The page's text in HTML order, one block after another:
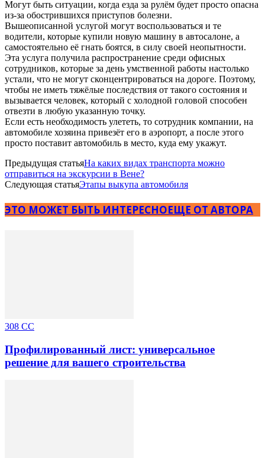
Могут быть ситуации, когда езда за рулём будет просто опасна
из-за обострившихся приступов болезни.
Вышеописанной услугой могут воспользоваться и те
водители, которые купили новую машину в автосалоне, а
самостоятельно её гнать боятся, в силу своей неопытности.
Эта услуга получила распространение среди офисных
сотрудников, которые за день умственной работы настолько
устали, что не могут сконцентрироваться на дороге. Поэтому,
чтобы не иметь тяжёлые последствия от такого состояния и
вызывается человек, который с холодной головой способен
отвезти в любую указанную точку.
Если есть необходимость улететь, то сотрудник компании, на
автомобиле хозяина привезёт его в аэропорт, а после этого
просто поставит автомобиль в место, куда ему укажут.
Предыдущая статьяНа каких видах транспорта можно
отправиться на экскурсии в Вене?
Следующая статьяЭтапы выкупа автомобиля
ЭТО МОЖЕТ БЫТЬ ИНТЕРЕСНОЕЩЕ ОТ АВТОРА
308 CC
Профилированный лист: универсальное
решение для вашего строительства